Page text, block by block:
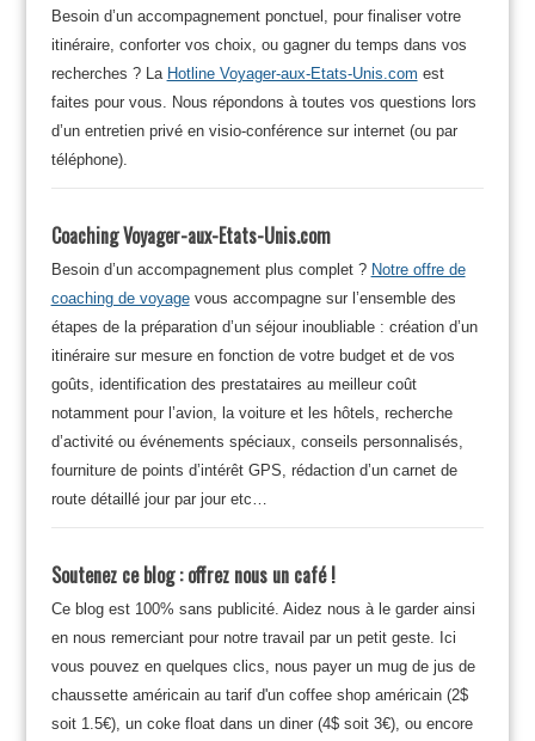
Besoin d’un accompagnement ponctuel, pour finaliser votre
itinéraire, conforter vos choix, ou gagner du temps dans vos
recherches ? La Hotline Voyager-aux-Etats-Unis.com est
faites pour vous. Nous répondons à toutes vos questions lors
d’un entretien privé en visio-conférence sur internet (ou par
téléphone).
Coaching Voyager-aux-Etats-Unis.com
Besoin d’un accompagnement plus complet ? Notre offre de
coaching de voyagevous accompagne sur l’ensemble des
étapes de la préparation d’un séjour inoubliable : création d’un
itinéraire sur mesure en fonction de votre budget et de vos
goûts, identification des prestataires au meilleur coût
notamment pour l’avion, la voiture et les hôtels, recherche
d’activité ou événements spéciaux, conseils personnalisés,
fourniture de points d’intérêt GPS, rédaction d’un carnet de
route détaillé jour par jour etc…
Soutenez ce blog : offrez nous un café !
Ce blog est 100% sans publicité. Aidez nous à le garder ainsi
en nous remerciant pour notre travail par un petit geste. Ici
vous pouvez en quelques clics, nous payer un mug de jus de
chaussette américain au tarif d'un coffee shop américain (2$
soit 1.5€), un coke float dans un diner (4$ soit 3€), ou encore